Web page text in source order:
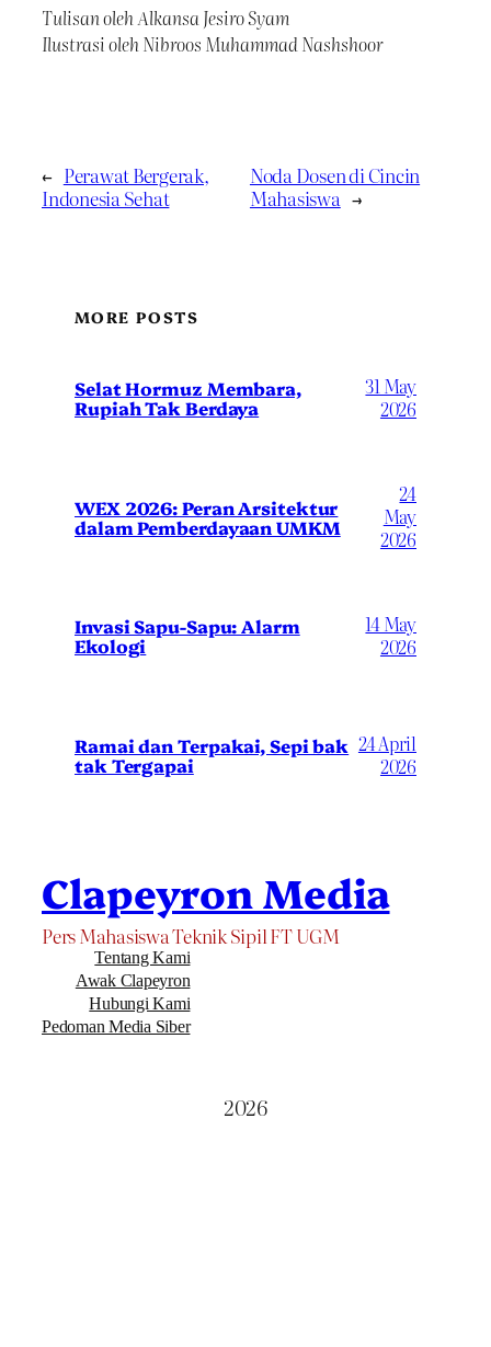
Tulisan oleh Alkansa Jesiro Syam
Ilustrasi oleh Nibroos Muhammad Nashshoor
← Perawat Bergerak,
Indonesia Sehat
Noda Dosen di Cincin
Mahasiswa →
MORE POSTS
Selat Hormuz Membara,
Rupiah Tak Berdaya
31 May
2026
WEX 2026: Peran Arsitektur
dalam Pemberdayaan UMKM
24
May
2026
Invasi Sapu-Sapu: Alarm
Ekologi
14 May
2026
Ramai dan Terpakai, Sepi bak
tak Tergapai
24 April
2026
Clapeyron Media
Pers Mahasiswa Teknik Sipil FT UGM
Tentang Kami
Awak Clapeyron
Hubungi Kami
Pedoman Media Siber
2026